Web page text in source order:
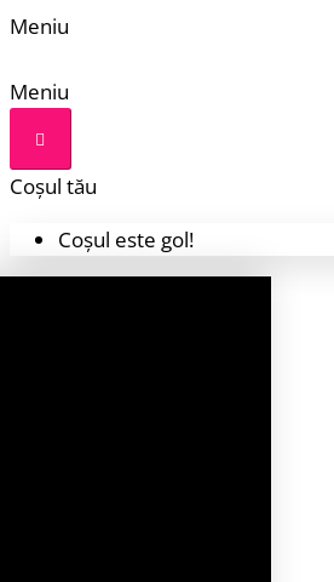
Meniu
Meniu
Coșul tău
Coșul este gol!